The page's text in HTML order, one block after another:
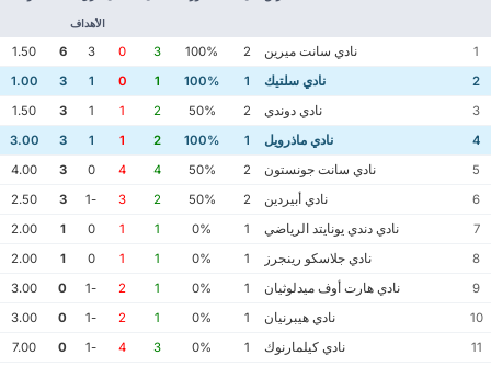
الأهداف
1 نادي سانت ميرين 2
100%
3
0
3
6
1.50
2
نادي سلتيك 1
100%
1
0
1
3
1.00
3
نادي دوندي 2
50%
2
1
1
3
1.50
4
نادي ماذرويل 1
100%
2
1
1
3
3.00
5
نادي سانت جونستون 2
50%
4
4
0
3
4.00
6
نادي أبيردين 2
50%
2
3
-1
3
2.50
7
نادي دندي يونايتد الرياضي 1
0%
1
1
0
1
2.00
8
نادي جلاسكو رينجرز 1
0%
1
1
0
1
2.00
9
نادي هارت أوف ميدلوثيان 1
0%
1
2
-1
0
3.00
10
نادي هيبرنيان 1
0%
1
2
-1
0
3.00
11
نادي كيلمارنوك 1
0%
3
4
-1
0
7.00